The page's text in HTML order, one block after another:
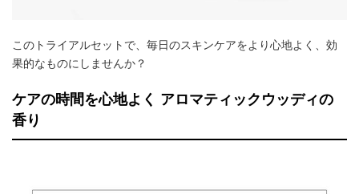
このトライアルセットで、毎日のスキンケアをより心地よく、効
果的なものにしませんか？
ケアの時間を心地よく アロマティックウッディの
香り